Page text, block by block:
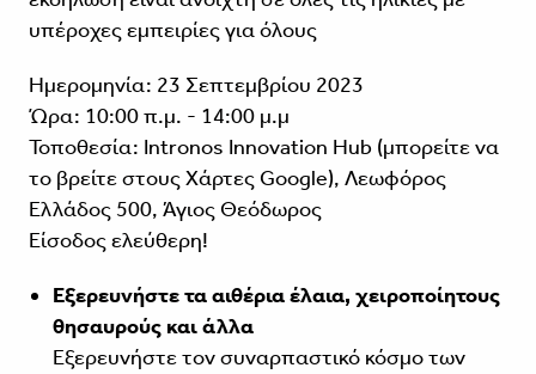
υπέροχες εμπειρίες για όλους
Ημερομηνία: 23 Σεπτεμβρίου 2023
Ώρα: 10:00 π.μ. - 14:00 μ.μ
Τοποθεσία: Intronos Innovation Hub (μπορείτε να
το βρείτε στους Χάρτες Google), Λεωφόρος
Ελλάδος 500, Άγιος Θεόδωρος
Είσοδος ελεύθερη!
Εξερευνήστε τα αιθέρια έλαια, χειροποίητους
θησαυρούς και άλλα
Εξερευνήστε τον συναρπαστικό κόσμο των